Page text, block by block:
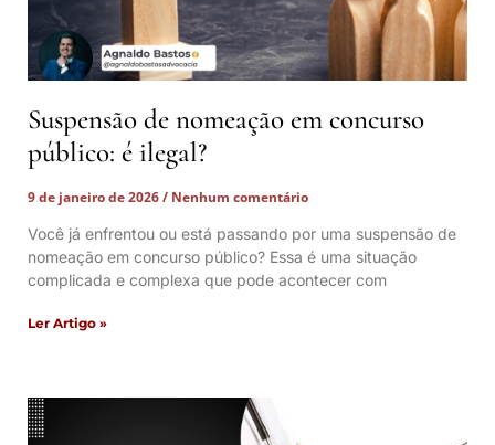
Suspensão de nomeação em concurso
público: é ilegal?
9 de janeiro de 2026
Nenhum comentário
Você já enfrentou ou está passando por uma suspensão de
nomeação em concurso público? Essa é uma situação
complicada e complexa que pode acontecer com
Ler Artigo »